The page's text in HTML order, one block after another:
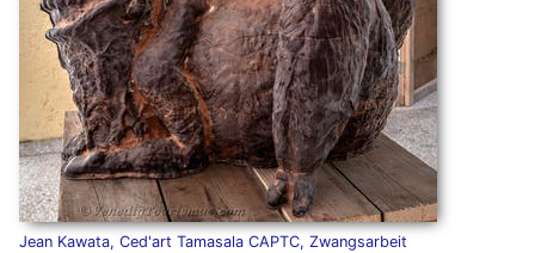
Jean Kawata, Ced'art Tamasala CAPTC, Zwangsarbeit